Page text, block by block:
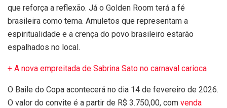
que reforça a reflexão. Já o Golden Room terá a fé
brasileira como tema. Amuletos que representam a
espiritualidade e a crença do povo brasileiro estarão
espalhados no local.
+ A nova empreitada de Sabrina Sato no carnaval carioca
O Baile do Copa acontecerá no dia 14 de fevereiro de 2026.
O valor do convite é a partir de R$ 3.750,00, com venda